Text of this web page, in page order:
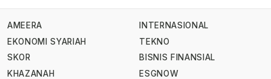
AMEERA
EKONOMI SYARIAH
SKOR
KHAZANAH
INTERNASIONAL
TEKNO
BISNIS FINANSIAL
ESGNOW